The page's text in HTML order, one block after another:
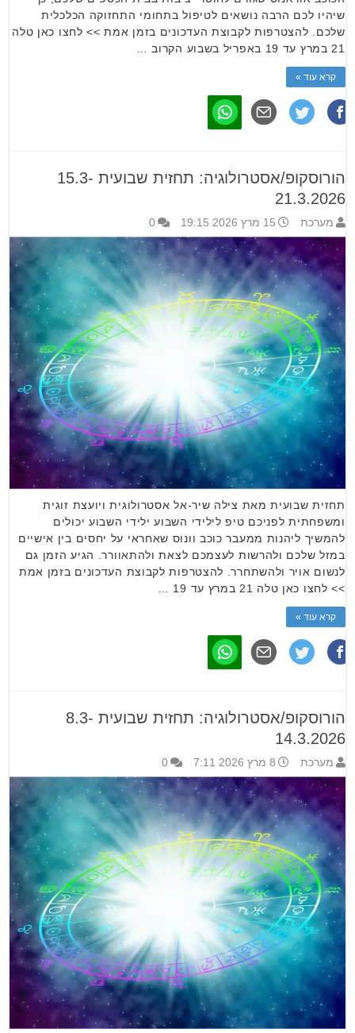
שיהיו לכם הרבה נושאים לטיפול בתחומי התחזוקה הכלכלית
שלכם. להצטרפות לקבוצת העדכונים בזמן אמת >> לחצו כאן טלה
21 במרץ עד 19 באפריל בשבוע הקרוב …
קרא עוד »
הורוסקופ/אסטרולוגיה: תחזית שבועית 15.3-
21.3.2026
מערכת 15 מרץ 2026 19:15 0
תחזית שבועית מאת צילה שיר-אל אסטרולוגית ויועצת זוגית
ומשפחתית לפניכם טיפ לילידי השבוע ילידי השבוע יכולים
להמשיך ליהנות ממעבר כוכב וונוס שאחראי על יחסים בין אישיים
במזל שלכם ולהרשות לעצמכם לצאת ולהתאוורר. הגיע הזמן גם
לנשום אויר ולהשתחרר. להצטרפות לקבוצת העדכונים בזמן אמת
>> לחצו כאן טלה 21 במרץ עד 19 …
קרא עוד »
הורוסקופ/אסטרולוגיה: תחזית שבועית 8.3-
14.3.2026
מערכת 8 מרץ 2026 7:11 0